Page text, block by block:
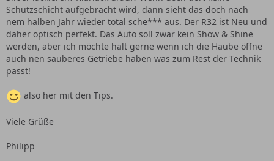
Schutzschicht aufgebracht wird, dann sieht das doch nach
nem halben Jahr wieder total sche*** aus. Der R32 ist Neu und
daher optisch perfekt. Das Auto soll zwar kein Show & Shine
werden, aber ich möchte halt gerne wenn ich die Haube öffne
auch nen sauberes Getriebe haben was zum Rest der Technik
passt!
also her mit den Tips.
Viele Grüße
Philipp